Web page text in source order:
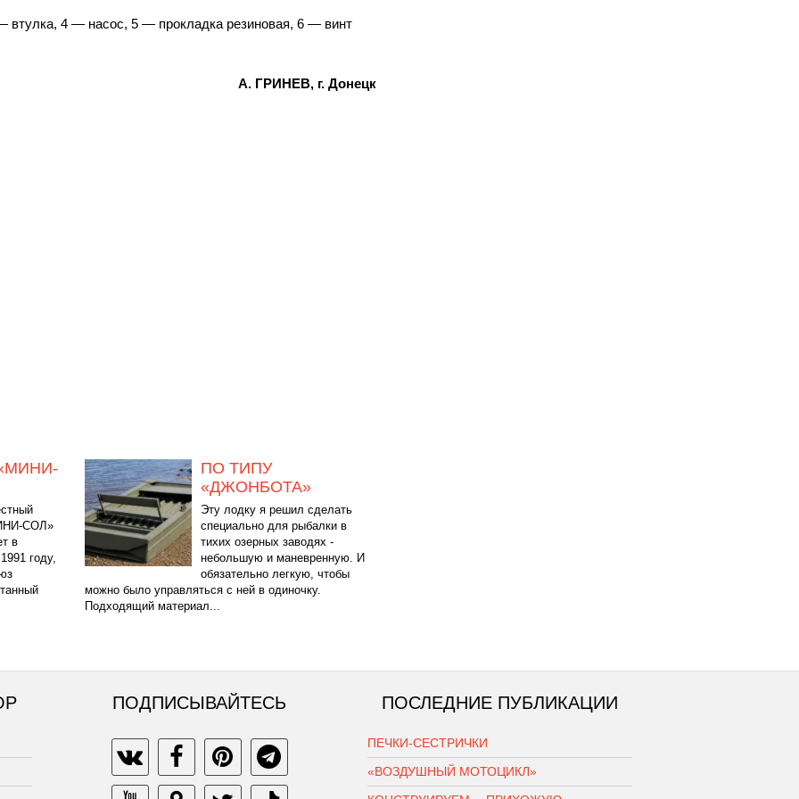
втулка, 4 — насос, 5 — прокладка резиновая, 6 — винт
А. ГРИНЕВ, г. Донецк
СОЛ»
в
году,
ПО ТИПУ
«ДЖОНБОТА»
Эту лодку я решил сделать
специально для рыбалки в
тихих озерных заводях -
небольшую и маневренную. И
обязательно легкую, чтобы
можно было управляться с ней в одиночку.
Подходящий материал...
ПОДПИСЫВАЙТЕСЬ ПОСЛЕДНИЕ ПУБЛИКАЦИИ
ПЕЧКИ-СЕСТРИЧКИ
«ВОЗДУШНЫЙ МОТОЦИКЛ»